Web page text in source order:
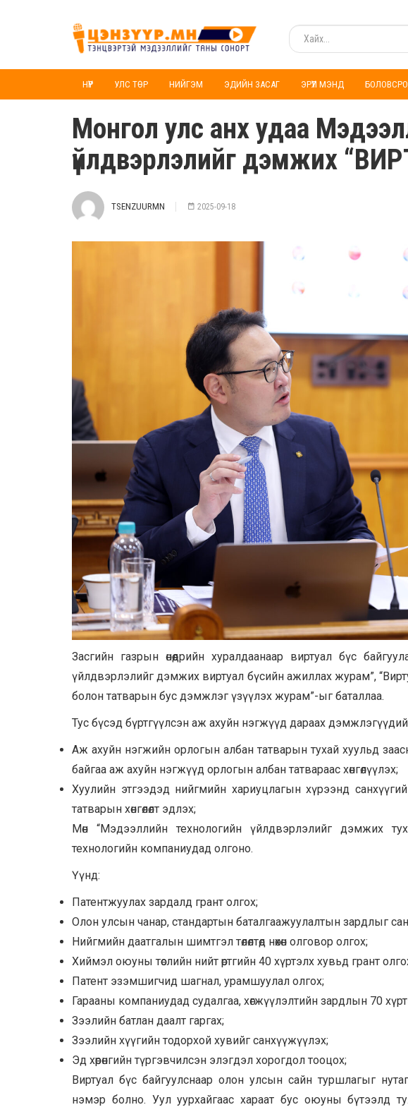
НҮҮР УЛС ТӨР НИЙГЭМ ЭДИЙН ЗАСАГ ЭРҮҮЛ МЭНД
Монгол улс анх удаа
үйлдвэрлэлийг дэмжих
TSENZUURMN 2025-09-18
Засгийн газрын өнөөдрийн хуралдаанаар виртуал бүс
үйлдвэрлэлийг дэмжих виртуал бүсийн ажиллах журам”,
болон татварын бус дэмжлэг үзүүлэх журам”-ыг баталлаа.
Тус бүсэд бүртгүүлсэн аж ахуйн нэгжүүд дараах
Аж ахуйн нэгжийн орлогын албан татварын тухай хуульд
байгаа аж ахуйн нэгжүүд орлогын албан татвараас хөнгөлүүлэх;
Хуулийн этгээдэд нийгмийн хариуцлагын хүрээнд
татварын хөнгөлөлт эдлэх;
Мөн “Мэдээллийн технологийн үйлдвэрлэлийг дэмжих
технологийн компаниудад олгоно.
Үүнд:
Патентжуулах зардалд грант олгох;
Олон улсын чанар, стандартын баталгаажуулалтын зардлыг
Нийгмийн даатгалын шимтгэл төлөлтөд нөхөн олговор олгох;
Хиймэл оюуны төслийн нийт өртгийн 40 хүртэлх хувьд грант
Патент эзэмшигчид шагнал, урамшуулал олгох;
Гарааны компаниудад судалгаа, хөгжүүлэлтийн зардлын 70
Зээлийн батлан даалт гаргах;
Зээлийн хүүгийн тодорхой хувийг санхүүжүүлэх;
Эд хөрөнгийн түргэвчилсэн элэгдэл хорогдол тооцох;
Виртуал бүс байгуулснаар олон улсын сайн туршлагыг
нэмэр болно. Уул уурхайгаас хараат бус оюуны бүтээлд